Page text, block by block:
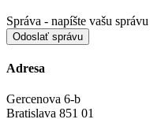
Správa - napíšte vašu správu
Odoslať správu
Adresa
Gercenova 6-b
Bratislava 851 01